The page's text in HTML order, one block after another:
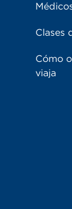
Clases
Cómo
viaja